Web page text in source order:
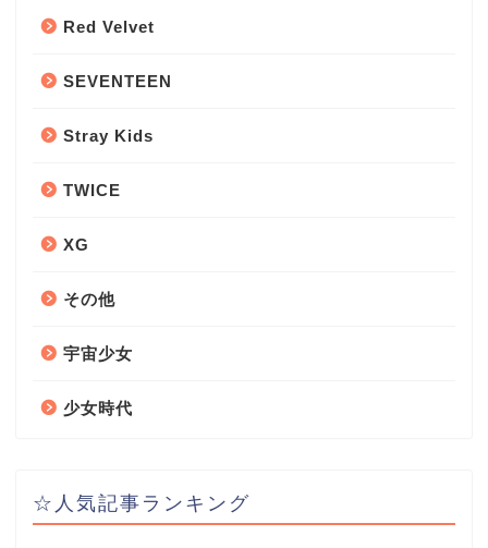
Red Velvet
SEVENTEEN
Stray Kids
TWICE
XG
その他
宇宙少女
少女時代
☆人気記事ランキング